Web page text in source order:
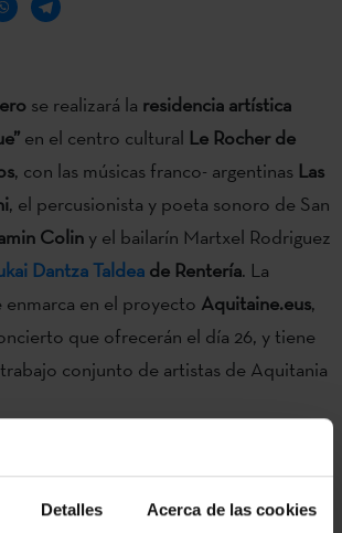
Detalles Acerca de las cookies
se realizará la residencia artística
en el centro cultural Le Rocher de
, con las músicas franco- argentinas Las
, el percusionista y poeta sonoro de San
Colin y el bailarín Martxel Rodriguez
Dantza Taldea de Rentería. La
enmarca en el proyecto Aquitaine.eus,
que ofrecerán el día 26, y tiene
conjunto de artistas de Aquitania
dePatxi Laskarainy en las